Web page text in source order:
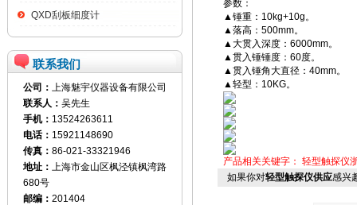
QXD刮板细度计
联系我们
公司： 上海魅宇仪器设备有限公司
联系人： 吴先生
手机： 13524263611
电话： 15921148690
传真： 86-021-33321946
地址： 上海市金山区枫泾镇枫湾路
680号
邮编： 201404
参数：
▲锤重：10kg+10g。
▲落高：500mm。
▲大贯入深度：6000mm。
▲贯入锤锤度：60度。
▲贯入锤角大直径：40mm。
▲轻型：10KG。
产品相关关键字： 轻型触探仪
如果你对轻型触探仪供应感兴